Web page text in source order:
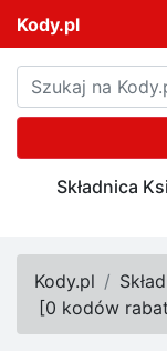
Kody.pl
Składnica
Kody.pl
[0 kodów